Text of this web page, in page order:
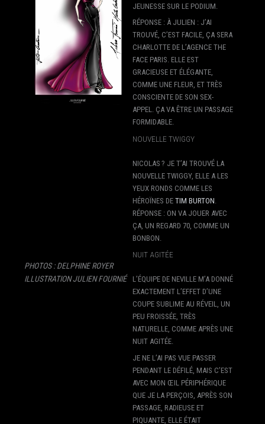
PHOTOS : DELPHINE ROYER
ILLUSTRATION JULIEN FOURNIÉ
JEUNESSE SUR LE PODIUM.
RÉPONSE : À JULIEN : J’AI
TROUVÉ, C’EST FACILE, ÇA SERA
CHARLOTTE DE L’AGENCE THE
FACE PARIS. ELLE EST
GRACIEUSE ET ÉLÉGANTE,
COMME UNE FLEUR, ET TRÈS
CONSCIENTE DE SON SEX-
APPEL. ÇA VA ÊTRE UN PASSAGE
FORMIDABLE.
NOUVELLE TWIGGY
NICOLAS ? JE T’AI TROUVÉ LA
NOUVELLE TWIGGY, ELLE A LES
YEUX RONDS COMME LES
HÉROÏNES DE TIM BURTON
RÉPONSE : ON VA JOUER AVEC
ÇA, UN REGARD 70, COMME UN
BONBON.
NUIT AGITÉE
L’ÉQUIPE DE NEVILLE M’A DONNÉ
EXACTEMENT L’EFFET D’UNE
COUPE SUBLIME AU RÉVEIL, UN
PEU FROISSÉE, TRÈS
NATURELLE, COMME APRÈS UNE
NUIT AGITÉE.
JE NE L’AI PAS VUE PASSER
PENDANT LE DÉFILÉ, MAIS C’EST
AVEC MON ŒIL PÉRIPHÉRIQUE
QUE JE LA PERÇOIS, APRÈS SON
PASSAGE, RADIEUSE ET
PIQUANTE, ELLE ÉTAIT